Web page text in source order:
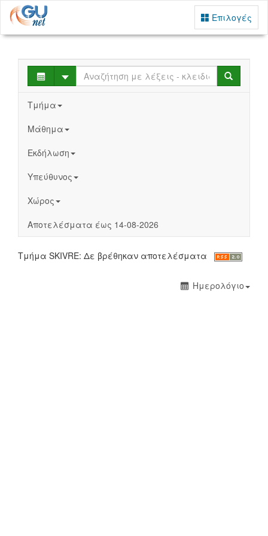
Επιλογές
Select Search
Τμήμα
Μάθημα
Εκδήλωση
Υπεύθυνος
Χώρος
Αποτελέσματα έως 14-08-2026
Τμήμα SKIVRE: Δε βρέθηκαν αποτελέσματα
Ημερολόγιο